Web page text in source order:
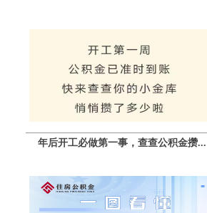
年后开工必做第一事，查查公积金攒...